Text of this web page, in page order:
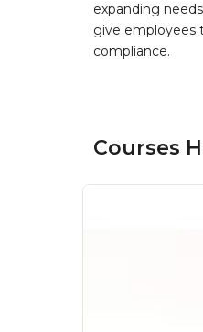
expanding
give employees
compliance.
Courses